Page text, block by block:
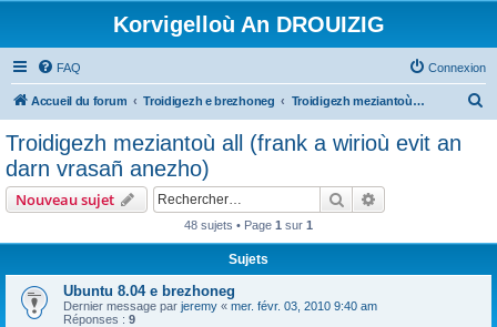
Korvigelloù An DROUIZIG
FAQ Connexion
Accueil du forum Troidigezh e brezhoneg Troidigezh meziantoù all (frank a wirioù evit an darn vrasañ anezho)
Troidigezh meziantoù all (frank a wirioù evit an
darn vrasañ anezho)
Nouveau sujet Rechercher
48 sujets • Page 1 sur 1
Sujets
Ubuntu 8.04 e brezhoneg
Dernier message par jeremy « mer. févr. 03, 2010 9:40 am
Réponses : 9